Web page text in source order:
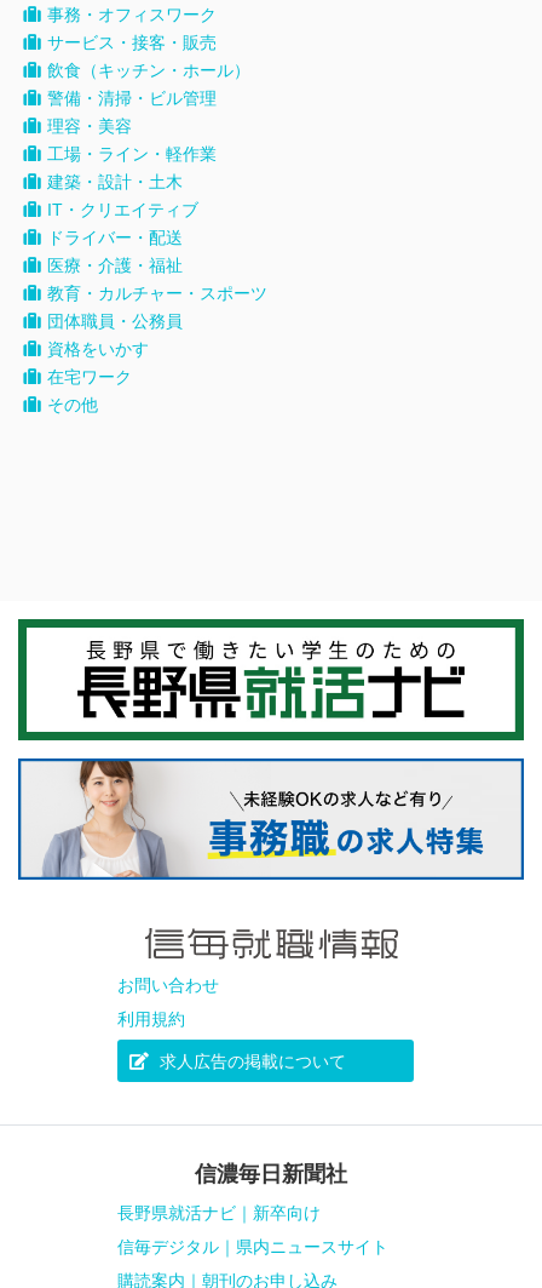
事務・オフィスワーク
サービス・接客・販売
飲食（キッチン・ホール）
警備・清掃・ビル管理
理容・美容
工場・ライン・軽作業
建築・設計・土木
IT・クリエイティブ
ドライバー・配送
医療・介護・福祉
教育・カルチャー・スポーツ
団体職員・公務員
資格をいかす
在宅ワーク
その他
お問い合わせ
利用規約
求人広告の掲載について
信濃毎日新聞社
長野県就活ナビ｜新卒向け
信毎デジタル｜県内ニュースサイト
購読案内｜朝刊のお申し込み